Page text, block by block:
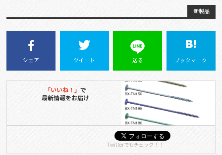
新製品
シェア ツイート 送る ブックマーク
「いいね！」 で
最新情報をお届け
Twitterでもチェック！！